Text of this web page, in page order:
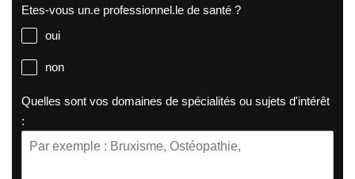
Etes-vous un.e professionnel.le de santé ?
oui
non
Quelles sont vos domaines de spécialités ou sujets d'intérêt
: